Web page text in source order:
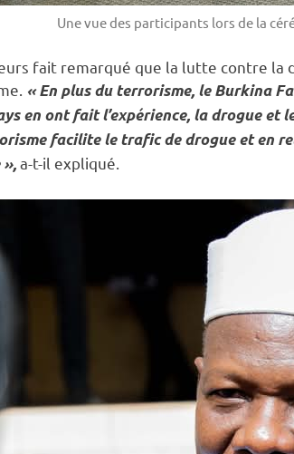
Une vue des participants lors de la
fait remarqué que la lutte contre
« En plus du terrorisme, le Burkina
en ont fait l’expérience, la drogue et
facilite le trafic de drogue et en
a-t-il expliqué.